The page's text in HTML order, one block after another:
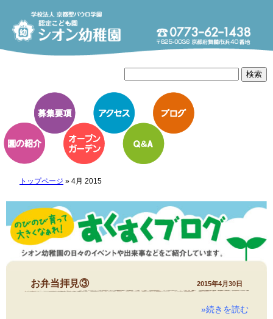
トップページ » 4月 2015
お弁当拝見③ 2015年4月30日
»続きを読む